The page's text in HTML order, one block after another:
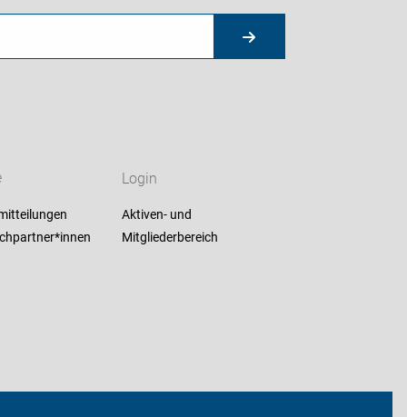
Login
Aktiven- und
Mitgliederbereich